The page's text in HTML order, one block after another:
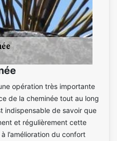
opération très importante
de la cheminée tout au long
indispensable de savoir que
et régulièrement cette
l’amélioration du confort